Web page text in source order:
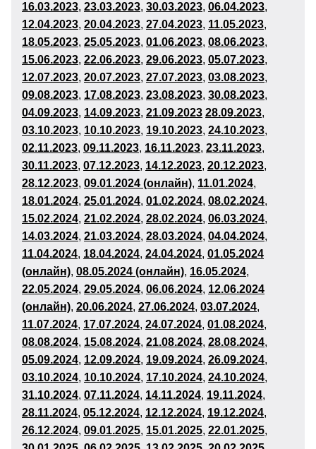
16.03.2023, 23.03.2023, 30.03.2023, 06.04.2023,
12.04.2023, 20.04.2023, 27.04.2023, 11.05.2023,
18.05.2023, 25.05.2023, 01.06.2023, 08.06.2023,
15.06.2023, 22.06.2023, 29.06.2023, 05.07.2023,
12.07.2023, 20.07.2023, 27.07.2023, 03.08.2023,
09.08.2023, 17.08.2023, 23.08.2023, 30.08.2023,
04.09.2023, 14.09.2023, 21.09.2023 28.09.2023,
03.10.2023, 10.10.2023, 19.10.2023, 24.10.2023,
02.11.2023, 09.11.2023, 16.11.2023, 23.11.2023,
30.11.2023, 07.12.2023, 14.12.2023, 20.12.2023,
28.12.2023, 09.01.2024 (онлайн), 11.01.2024,
18.01.2024, 25.01.2024, 01.02.2024, 08.02.2024,
15.02.2024, 21.02.2024, 28.02.2024, 06.03.2024,
14.03.2024, 21.03.2024, 28.03.2024, 04.04.2024,
11.04.2024, 18.04.2024, 24.04.2024, 01.05.2024
(онлайн), 08.05.2024 (онлайн), 16.05.2024,
22.05.2024, 29.05.2024, 06.06.2024, 12.06.2024
(онлайн), 20.06.2024, 27.06.2024, 03.07.2024,
11.07.2024, 17.07.2024, 24.07.2024, 01.08.2024,
08.08.2024, 15.08.2024, 21.08.2024, 28.08.2024,
05.09.2024, 12.09.2024, 19.09.2024, 26.09.2024,
03.10.2024, 10.10.2024, 17.10.2024, 24.10.2024,
31.10.2024, 07.11.2024, 14.11.2024, 19.11.2024,
28.11.2024, 05.12.2024, 12.12.2024, 19.12.2024,
26.12.2024, 09.01.2025, 15.01.2025, 22.01.2025,